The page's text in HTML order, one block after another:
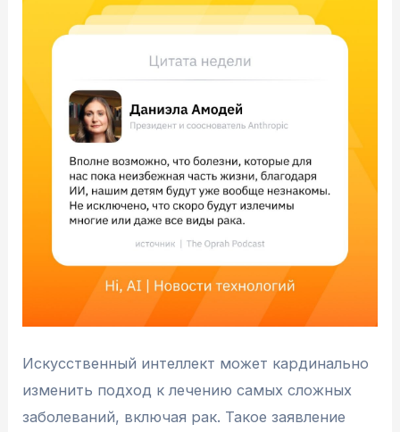
Искусственный интеллект может кардинально
изменить подход к лечению самых сложных
заболеваний, включая рак. Такое заявление